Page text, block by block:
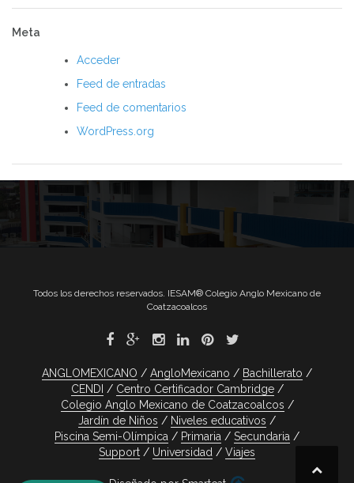
Meta
Acceder
Feed de entradas
Feed de comentarios
WordPress.org
Todos los derechos reservados. IESAM® Colegio Anglo Mexicano de
Coatzacoalcos
ANGLOMEXICANO AngloMexicano
Bachillerato
CENDI
Centro Certificador Cambridge
Colegio Anglo Mexicano de Coatzacoalcos
Jardín de Niños
Niveles educativos
Piscina Semi-Olímpica
Primaria
Secundaria
Support
Universidad Viajes